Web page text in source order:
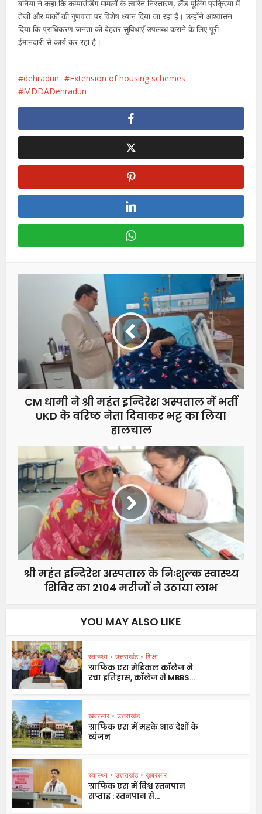
बर्निया ने कहा कि कम्पाउंडिंग मामलों के त्वरित निस्तारण, लैंड पूलिंग प्रक्रिया में
तेजी और पार्कों की गुणवत्ता पर विशेष ध्यान दिया जा रहा है। उन्होंने आश्वासन
दिया कि प्राधिकरण जनता को बेहतर सुविधाएँ उपलब्ध कराने के लिए पूरी
ईमानदारी से कार्य कर रहा है।
dehradun
Extension of housing schemes
MDDADehradun
CM धामी ने श्री महंत इन्दिरेश अस्पताल में भर्ती
UKD के वरिष्ठ नेता दिवाकर भट्ट का लिया
हालचाल
श्री महंत इन्दिरेश अस्पताल के निःशुल्क स्वास्थ्य
शिविर का 2104 मरीजों ने उठाया लाभ
YOU MAY ALSO LIKE
स्वास्थ्य • उत्तराखंड • शिक्षा
ग्राफिक एरा मेडिकल कॉलेज ने
रचा इतिहास, कॉलेज में MBBS...
ख़बरसार • उत्तराखंड
ग्राफिक एरा में महके आठ देशों के
व्यंजन
स्वास्थ्य • उत्तराखंड • ख़बरसार
ग्राफिक एरा में विश्व स्तनपान
सप्ताह : स्तनपान से...